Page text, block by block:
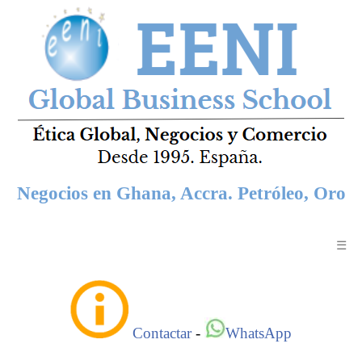
Negocios en Ghana, Accra. Petróleo, Oro
☰
Contactar- WhatsApp